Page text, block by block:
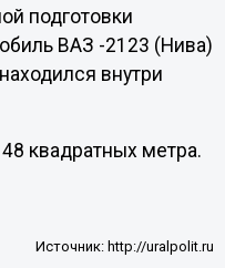
подготовки
ВАЗ -2123 (Нива)
внутри
квадратных метра.
Источник: http://uralpolit.ru